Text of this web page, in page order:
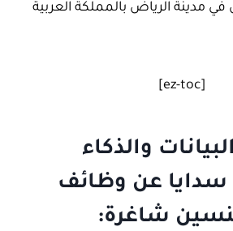
مدينة الرياض بالمملكة العربية
[ez-toc]
والذكاء
سدايا عن وظائف
شاغرة: